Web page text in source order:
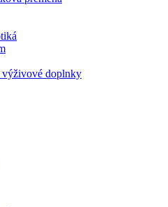
výživové doplnky